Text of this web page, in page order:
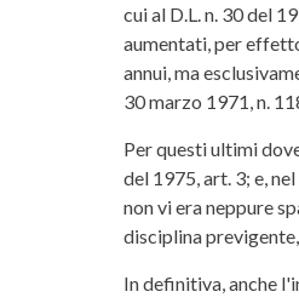
cui al D.L. n. 30 del
aumentati, per
annui, ma
30 marzo 1971, n.
Per questi ultimi
del 1975, art. 3; e,
non vi era neppure
disciplina
In definitiva, anche